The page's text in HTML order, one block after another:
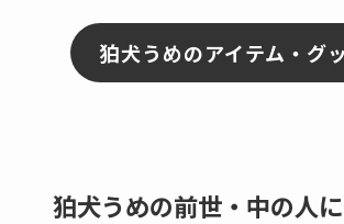
狛犬うめのアイテム・グ
狛犬うめの前世・中の人